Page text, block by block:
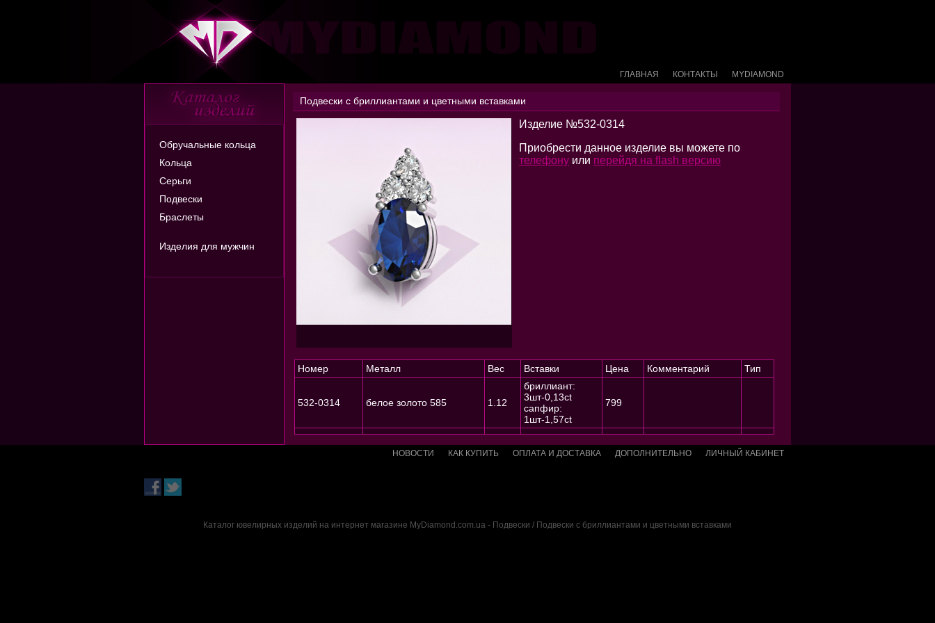
ГЛАВНАЯ КОНТАКТЫ MYDIAMOND
НОВОСТИ КАК КУПИТЬ ОПЛАТА И ДОСТАВКА ДОПОЛНИТЕЛЬНО ЛИЧНЫЙ КАБИНЕТ
Обручальные кольца
Кольца
Серьги
Подвески
Браслеты
Изделия для мужчин
Подвески с бриллиантами и цветными вставками
Изделие №532-0314
Приобрести данное изделие вы можете по
телефону или перейдя на flash версию
Номер Металл Вес Вставки Цена Комментарий Тип
532-0314 белое золото 585 1.12
бриллиант:
3шт-0,13ct
сапфир:
1шт-1,57ct
799
Каталог ювелирных изделий на интернет магазине MyDiamond.com.ua - Подвески / Подвески с бриллиантами и цветными вставками